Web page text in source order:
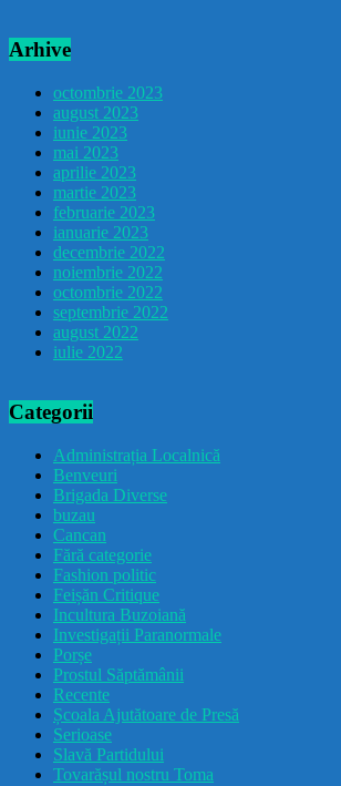
Arhive
octombrie 2023
august 2023
iunie 2023
mai 2023
aprilie 2023
martie 2023
februarie 2023
ianuarie 2023
decembrie 2022
noiembrie 2022
octombrie 2022
septembrie 2022
august 2022
iulie 2022
Categorii
Administrația Localnică
Benveuri
Brigada Diverse
buzau
Cancan
Fără categorie
Fashion politic
Feișăn Critique
Incultura Buzoiană
Investigații Paranormale
Porșe
Prostul Săptămânii
Recente
Școala Ajutătoare de Presă
Serioase
Slavă Partidului
Tovarășul nostru Toma